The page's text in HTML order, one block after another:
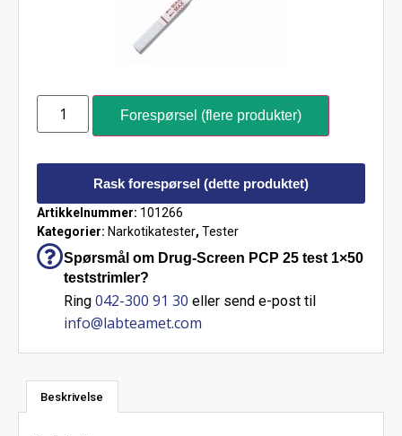
Forespørsel (flere produkter)
Rask forespørsel (dette produktet)
Artikkelnummer: 101266
Kategorier: Narkotikatester, Tester
Spørsmål om Drug-Screen PCP 25 test 1×50
teststrimler?
Ring 042-300 91 30 eller send e-post til
info@labteamet.com
Beskrivelse